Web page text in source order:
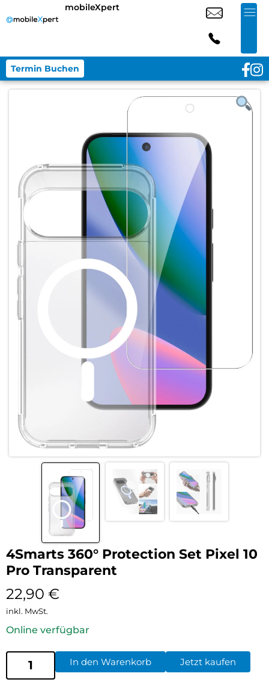
mobileXpert
Termin Buchen
4Smarts 360° Protection Set Pixel 10
Pro Transparent
22,90 €
inkl. MwSt.
Online verfügbar
In den Warenkorb Jetzt kaufen